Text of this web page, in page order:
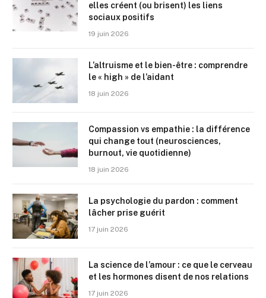
elles créent (ou brisent) les liens
sociaux positifs
19 juin 2026
L’altruisme et le bien-être : comprendre
le « high » de l’aidant
18 juin 2026
Compassion vs empathie : la différence
qui change tout (neurosciences,
burnout, vie quotidienne)
18 juin 2026
La psychologie du pardon : comment
lâcher prise guérit
17 juin 2026
La science de l’amour : ce que le cerveau
et les hormones disent de nos relations
17 juin 2026